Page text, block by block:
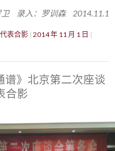
卫 录入：罗训森 2014.11.1
表合影 2014 年 11 月 1 日
谱》北京第二次座谈
合影